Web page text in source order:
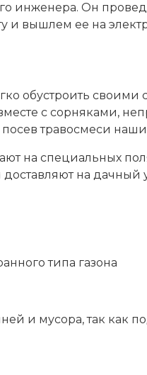
инженера. Он
и вышлем ее на
обустроить
с сорняками,
травосмеси
на специальных
на дачный
типа газона
и мусора, так как